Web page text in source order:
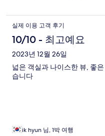
실제 이용 고객 후기
10/10 - 최고예요
2023년 12월 26일
넓은 객실과 나이스한 뷰, 좋
습니다
ik hyun 님, 1박 여행